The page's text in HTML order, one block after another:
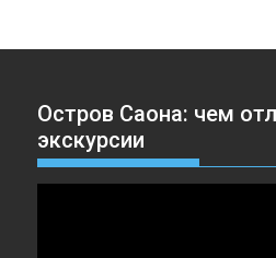
Остров Саона: чем
экскурсии